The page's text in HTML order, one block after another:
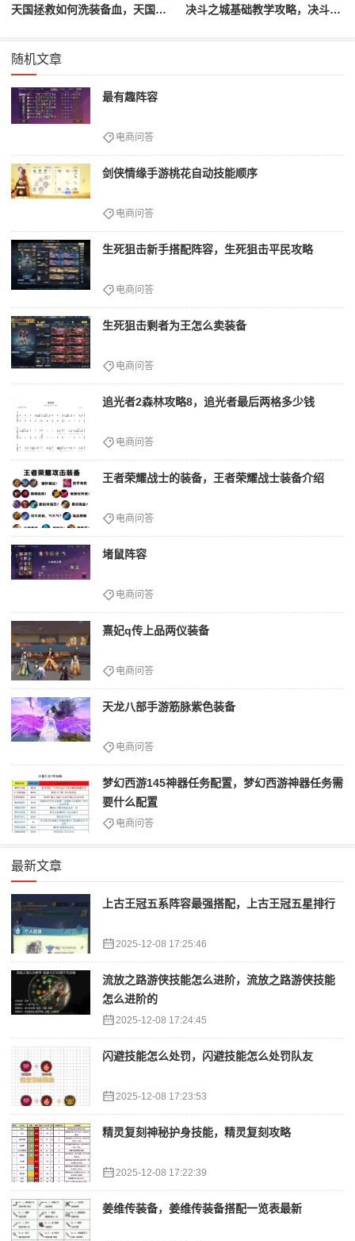
天国拯救如何洗装备血，天国拯救怎么洗衣服 决斗之城基础教学攻略，决斗之城教学攻略2111
随机文章
最有趣阵容
电商问答
剑侠情缘手游桃花自动技能顺序
电商问答
生死狙击新手搭配阵容，生死狙击平民攻略
电商问答
生死狙击剩者为王怎么卖装备
电商问答
追光者2森林攻略8，追光者最后两格多少钱
电商问答
王者荣耀战士的装备，王者荣耀战士装备介绍
电商问答
堵鼠阵容
电商问答
熹妃q传上品两仪装备
电商问答
天龙八部手游筋脉紫色装备
电商问答
梦幻西游145神器任务配置，梦幻西游神器任务需
要什么配置
电商问答
最新文章
上古王冠五系阵容最强搭配，上古王冠五星排行
2025-12-08 17:25:46
流放之路游侠技能怎么进阶，流放之路游侠技能
怎么进阶的
2025-12-08 17:24:45
闪避技能怎么处罚，闪避技能怎么处罚队友
2025-12-08 17:23:53
精灵复刻神秘护身技能，精灵复刻攻略
2025-12-08 17:22:39
姜维传装备，姜维传装备搭配一览表最新